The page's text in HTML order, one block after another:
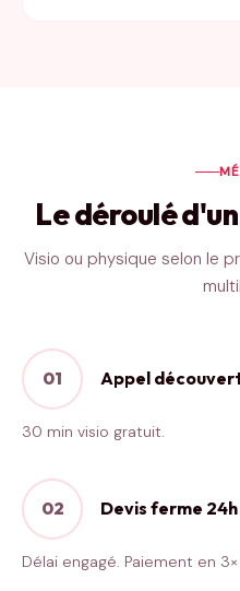
Le déroulé
Visio ou physique selon le
01 Appel
30 min visio gratuit.
02 Devis ferme 24h
Délai engagé. Paiement en 3×